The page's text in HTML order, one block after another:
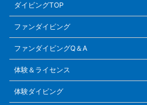
ダイビングTOP
ファンダイビング
ファンダイビングQ＆A
体験＆ライセンス
体験ダイビング